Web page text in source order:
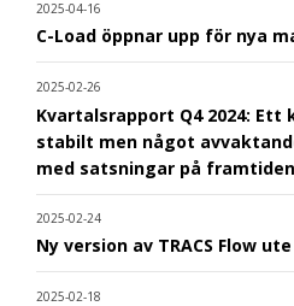
2025-04-16
C-Load öppnar upp för nya
2025-02-26
Kvartalsrapport Q4 2024:
stabilt men något
med satsningar på framtiden
2025-02-24
Ny version av TRACS Flow
2025-02-18